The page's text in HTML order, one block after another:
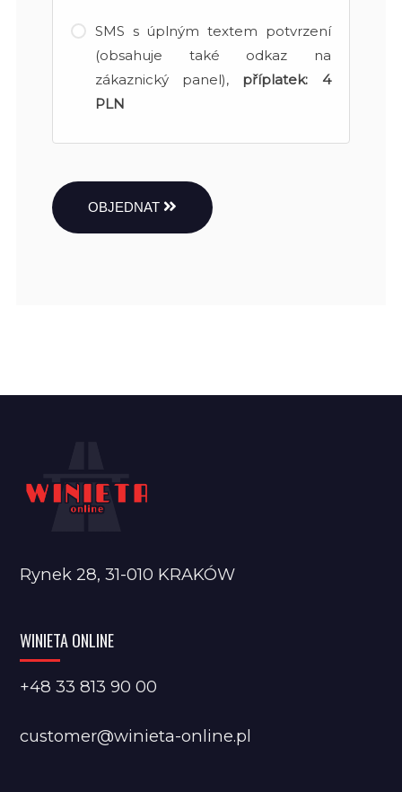
SMS s úplným textem potvrzení
(obsahuje také odkaz na
zákaznický panel), příplatek: 4
PLN
OBJEDNAT
Rynek 28, 31-010 KRAKÓW
WINIETA ONLINE
+48 33 813 90 00
customer@winieta-online.pl